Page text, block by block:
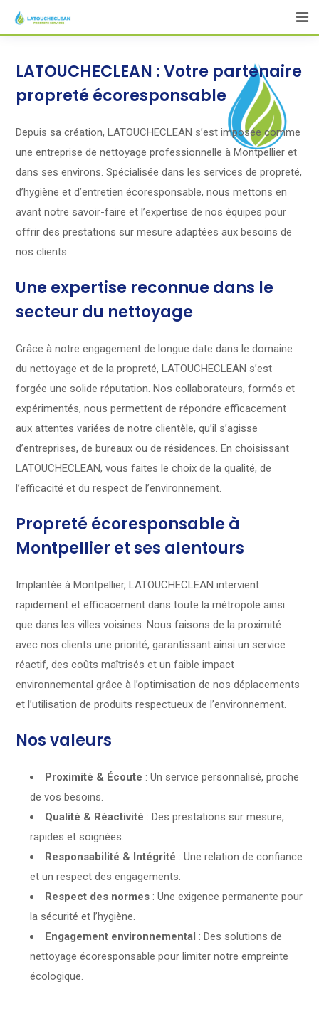
LATOUCHECLEAN : Votre partenaire
propreté écoresponsable
Depuis sa création, LATOUCHECLEAN s’est imposée comme
une entreprise de nettoyage professionnelle à Montpellier et
dans ses environs. Spécialisée dans les services de propreté,
d’hygiène et d’entretien écoresponsable, nous mettons en
avant notre savoir-faire et l’expertise de nos équipes pour
offrir des prestations sur mesure adaptées aux besoins de
nos clients.
Une expertise reconnue dans le
secteur du nettoyage
Grâce à notre engagement de longue date dans le domaine
du nettoyage et de la propreté, LATOUCHECLEAN s’est
forgée une solide réputation. Nos collaborateurs, formés et
expérimentés, nous permettent de répondre efficacement
aux attentes variées de notre clientèle, qu’il s’agisse
d’entreprises, de bureaux ou de résidences. En choisissant
LATOUCHECLEAN, vous faites le choix de la qualité, de
l’efficacité et du respect de l’environnement.
Propreté écoresponsable à
Montpellier et ses alentours
Implantée à Montpellier, LATOUCHECLEAN intervient
rapidement et efficacement dans toute la métropole ainsi
que dans les villes voisines. Nous faisons de la proximité
avec nos clients une priorité, garantissant ainsi un service
réactif, des coûts maîtrisés et un faible impact
environnemental grâce à l’optimisation de nos déplacements
et l’utilisation de produits respectueux de l’environnement.
Nos valeurs
Proximité & Écoute : Un service personnalisé, proche
de vos besoins.
Qualité & Réactivité : Des prestations sur mesure,
rapides et soignées.
Responsabilité & Intégrité : Une relation de confiance
et un respect des engagements.
Respect des normes : Une exigence permanente pour
la sécurité et l’hygiène.
Engagement environnemental : Des solutions de
nettoyage écoresponsable pour limiter notre empreinte
écologique.